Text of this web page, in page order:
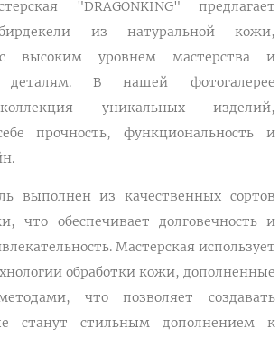
"DRAGONKING" предлагает
из натуральной кожи,
с высоким уровнем мастерства и
В нашей фотогалерее
уникальных изделий,
прочность, функциональность и
выполнен из качественных сортов
что обеспечивает долговечность и
Мастерская использует
обработки кожи, дополненные
что позволяет создавать
станут стильным дополнением к